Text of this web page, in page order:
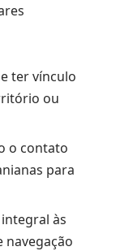
ter vínculo
ou
o contato
para
às
navegação